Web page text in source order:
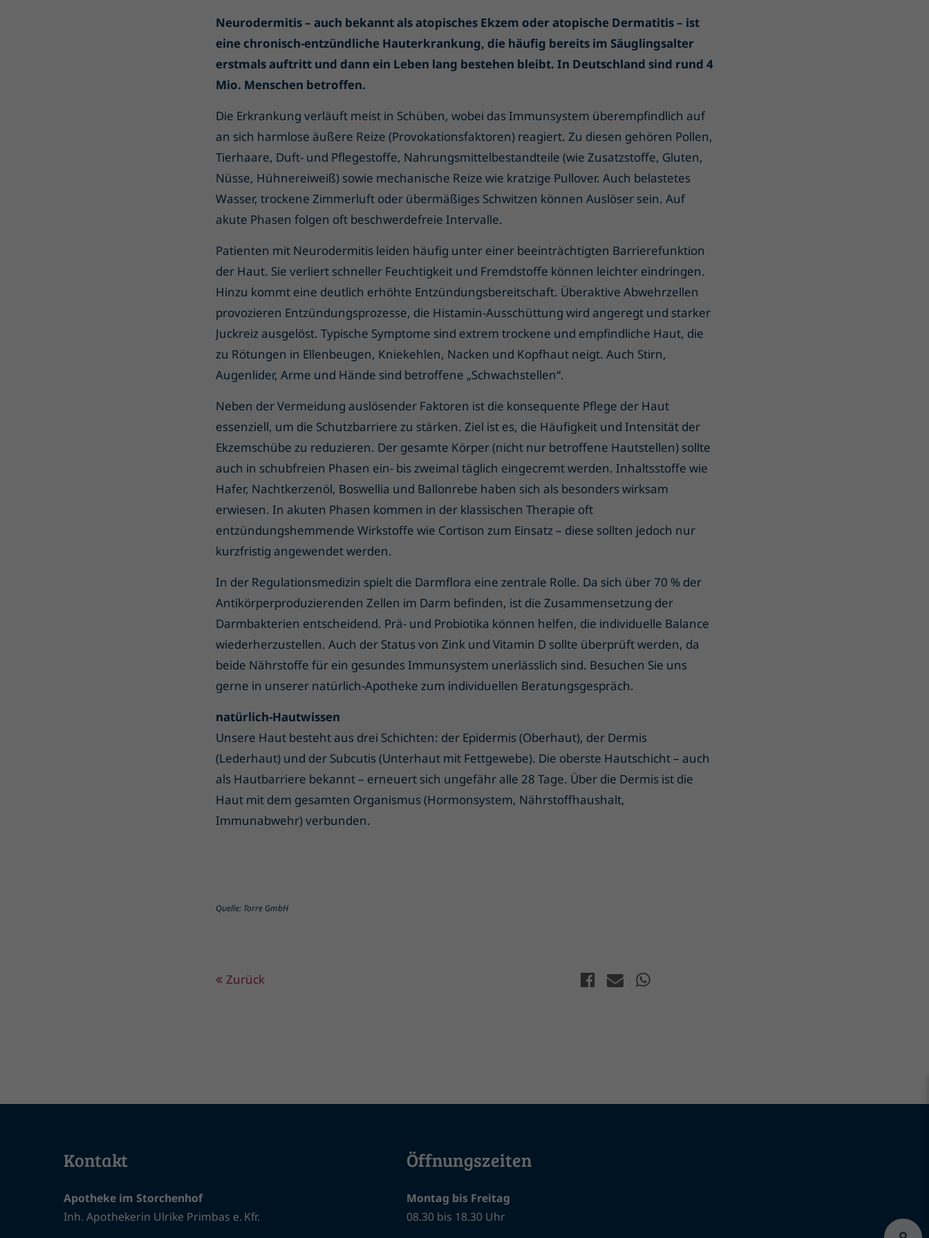
Neurodermitis – auch bekannt als atopisches Ekzem oder atopische Dermatitis – ist
eine chronisch-entzündliche Hauterkrankung, die häufig bereits im Säuglingsalter
erstmals auftritt und dann ein Leben lang bestehen bleibt. In Deutschland sind rund 4
Mio. Menschen betroffen.
Die Erkrankung verläuft meist in Schüben, wobei das Immunsystem überempfindlich auf
an sich harmlose äußere Reize (Provokationsfaktoren) reagiert. Zu diesen gehören Pollen,
Tierhaare, Duft- und Pflegestoffe, Nahrungsmittelbestandteile (wie Zusatzstoffe, Gluten,
Nüsse, Hühnereiweiß) sowie mechanische Reize wie kratzige Pullover. Auch belastetes
Wasser, trockene Zimmerluft oder übermäßiges Schwitzen können Auslöser sein. Auf
akute Phasen folgen oft beschwerdefreie Intervalle.
Patienten mit Neurodermitis leiden häufig unter einer beeinträchtigten Barrierefunktion
der Haut. Sie verliert schneller Feuchtigkeit und Fremdstoffe können leichter eindringen.
Hinzu kommt eine deutlich erhöhte Entzündungsbereitschaft. Überaktive Abwehrzellen
provozieren Entzündungsprozesse, die Histamin-Ausschüttung wird angeregt und starker
Juckreiz ausgelöst. Typische Symptome sind extrem trockene und empfindliche Haut, die
zu Rötungen in Ellenbeugen, Kniekehlen, Nacken und Kopfhaut neigt. Auch Stirn,
Augenlider, Arme und Hände sind betroffene „Schwachstellen“.
Neben der Vermeidung auslösender Faktoren ist die konsequente Pflege der Haut
essenziell, um die Schutzbarriere zu stärken. Ziel ist es, die Häufigkeit und Intensität der
Ekzemschübe zu reduzieren. Der gesamte Körper (nicht nur betroffene Hautstellen) sollte
auch in schubfreien Phasen ein- bis zweimal täglich eingecremt werden. Inhaltsstoffe wie
Hafer, Nachtkerzenöl, Boswellia und Ballonrebe haben sich als besonders wirksam
erwiesen. In akuten Phasen kommen in der klassischen Therapie oft
entzündungshemmende Wirkstoffe wie Cortison zum Einsatz – diese sollten jedoch nur
kurzfristig angewendet werden.
In der Regulationsmedizin spielt die Darmflora eine zentrale Rolle. Da sich über 70 % der
Antikörperproduzierenden Zellen im Darm befinden, ist die Zusammensetzung der
Darmbakterien entscheidend. Prä- und Probiotika können helfen, die individuelle Balance
wiederherzustellen. Auch der Status von Zink und Vitamin D sollte überprüft werden, da
beide Nährstoffe für ein gesundes Immunsystem unerlässlich sind. Besuchen Sie uns
gerne in unserer natürlich-Apotheke zum individuellen Beratungsgespräch.
natürlich-Hautwissen
Unsere Haut besteht aus drei Schichten: der Epidermis (Oberhaut), der Dermis
(Lederhaut) und der Subcutis (Unterhaut mit Fettgewebe). Die oberste Hautschicht – auch
als Hautbarriere bekannt – erneuert sich ungefähr alle 28 Tage. Über die Dermis ist die
Haut mit dem gesamten Organismus (Hormonsystem, Nährstoffhaushalt,
Immunabwehr) verbunden.
Quelle: Torre GmbH
Zurück
Kontakt
Apotheke im Storchenhof
Inh. Apothekerin Ulrike Primbas e. Kfr.
Öffnungszeiten
Montag bis Freitag
08.30 bis 18.30 Uhr